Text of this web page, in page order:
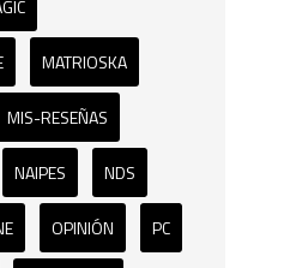
MATRIOSKA
MIS-RESEÑAS
NAIPES NDS
OPINIÓN PC